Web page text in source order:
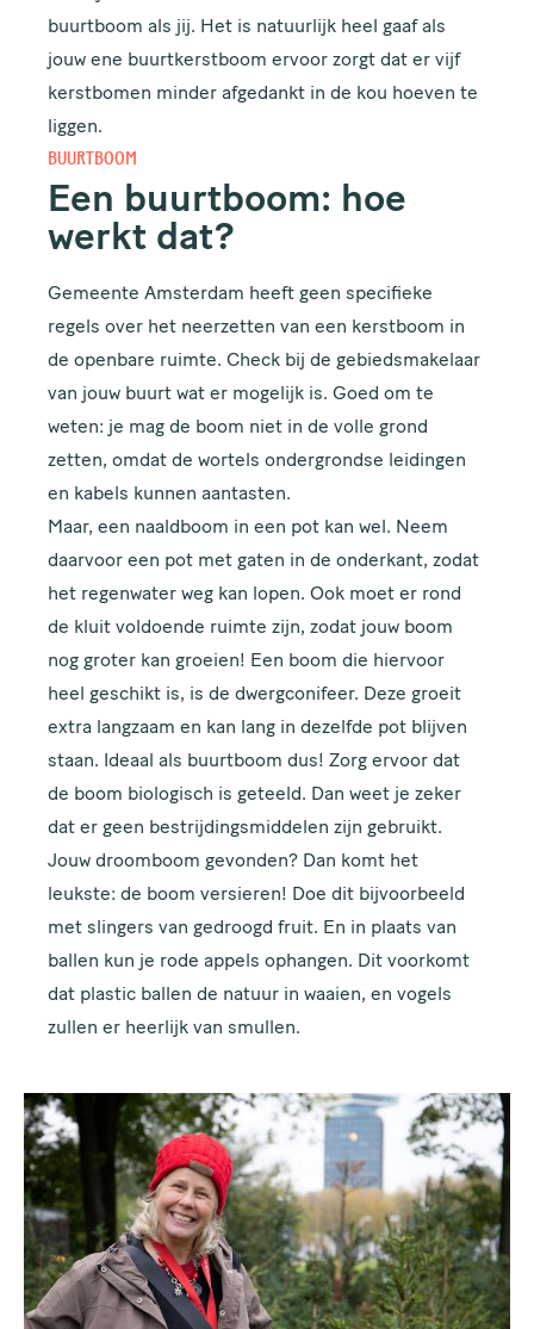
buurtboom als jij. Het is natuurlijk heel gaaf als
jouw ene buurtkerstboom ervoor zorgt dat er vijf
kerstbomen minder afgedankt in de kou hoeven te
liggen.
BUURTBOOM
Een buurtboom: hoe
werkt dat?
Gemeente Amsterdam heeft geen specifieke
regels over het neerzetten van een kerstboom in
de openbare ruimte. Check bij degebiedsmakelaar
van jouw buurt wat er mogelijk is. Goed om te
weten: je mag de boom niet in de volle grond
zetten, omdat de wortels ondergrondse leidingen
en kabels kunnen aantasten.
Maar, een naaldboom in een pot kan wel. Neem
daarvoor een pot met gaten in de onderkant, zodat
het regenwater weg kan lopen. Ook moet er rond
de kluit voldoende ruimte zijn, zodat jouw boom
nog groter kan groeien! Een boom die hiervoor
heel geschikt is, is de dwergconifeer. Deze groeit
extra langzaam en kan lang in dezelfde pot blijven
staan. Ideaal als buurtboom dus! Zorg ervoor dat
de boom biologisch is geteeld. Dan weet je zeker
dat er geen bestrijdingsmiddelen zijn gebruikt.
Jouw droomboom gevonden? Dan komt het
leukste: de boom versieren! Doe dit bijvoorbeeld
met slingers van gedroogd fruit. En in plaats van
ballen kun je rode appels ophangen. Dit voorkomt
dat plastic ballen de natuur in waaien, en vogels
zullen er heerlijk van smullen.